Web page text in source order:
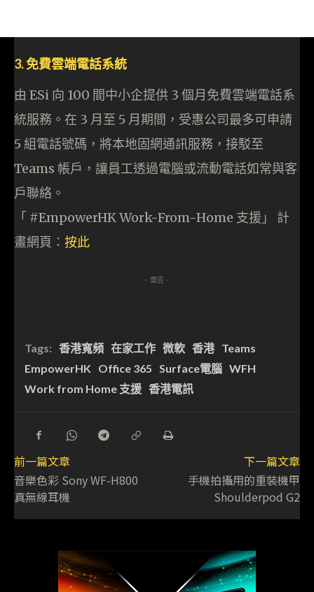
3. 免費雲端電話系統
由 ESi 向 100 間中小企提供 3 個月免費雲端電話系
統服務。在 3 月至 5 月期間，受惠公司最多可申請
5 組電話號碼，將本地固網通訊服務，接駁至
Teams 帳戶，讓員工透過電腦或流動電話如常與客
戶聯絡。
「 #EmpowerHK Work-From-Home 支援」 計
畫網頁： 按此
- 廣告 -
Tags: 香港寬頻 在家工作 微軟 香港 Teams
EmpowerHK
Office 365 Surface電腦 WFH
Work from Home 支援 香港電訊
前一篇文章
音樂色彩 Sony WF-H800
真無線耳機
下一篇文章
手機拍攝用的重裝機甲
Shoulderpod G2